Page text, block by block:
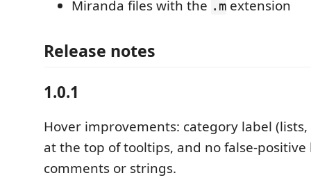
Miranda files with the .m extension
Release notes
1.0.1
Hover improvements: category label
at the top of tooltips, and no false-positive
comments or strings.